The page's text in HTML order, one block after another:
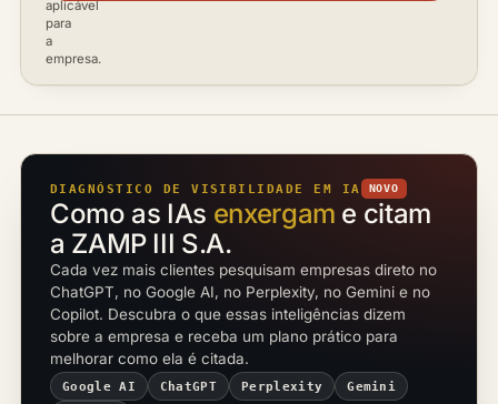
aplicável
para
a
empresa.
DIAGNÓSTICO DE VISIBILIDADE EM IA NOVO
Como as IAs enxergam e citam
a ZAMP III S.A.
Cada vez mais clientes pesquisam empresas direto no
ChatGPT, no Google AI, no Perplexity, no Gemini e no
Copilot. Descubra o que essas inteligências dizem
sobre a empresa e receba um plano prático para
melhorar como ela é citada.
Google AI ChatGPT Perplexity Gemini